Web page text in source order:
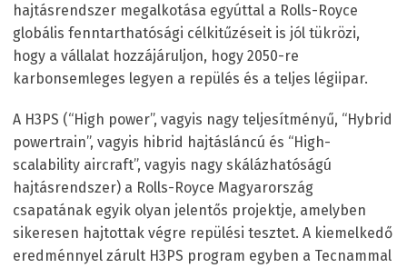
hajtásrendszer megalkotása egyúttal a Rolls-Royce
globális fenntarthatósági célkitűzéseit is jól tükrözi,
hogy a vállalat hozzájáruljon, hogy 2050-re
karbonsemleges legyen a repülés és a teljes légiipar.
A H3PS (“High power”, vagyis nagy teljesítményű, “Hybrid
powertrain”, vagyis hibrid hajtásláncú és “High-
scalability aircraft”, vagyis nagy skálázhatóságú
hajtásrendszer) a Rolls-Royce Magyarország
csapatának egyik olyan jelentős projektje, amelyben
sikeresen hajtottak végre repülési tesztet. A kiemelkedő
eredménnyel zárult H3PS program egyben a Tecnammal